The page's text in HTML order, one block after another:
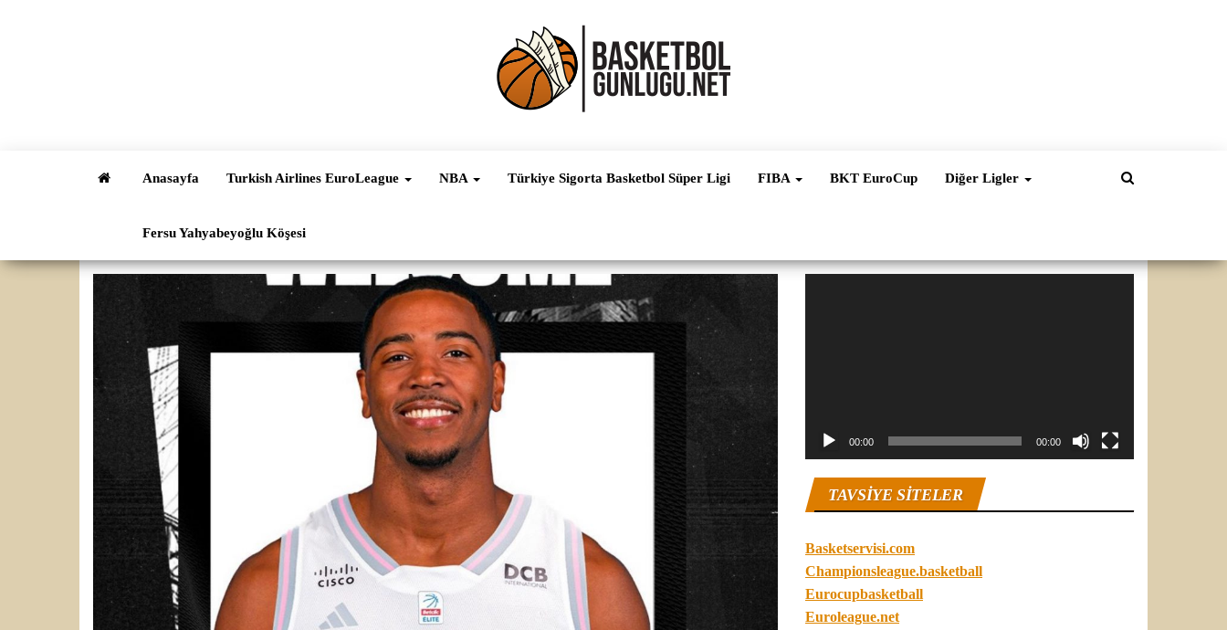
Haber
Süper Lig ve
Dünya
Anasayfa Turkish Airlines EuroLeague NBA Türkiye Sigorta Basketbol Süper Ligi FIBA BKT EuroCup Diğer Ligler
Fersu Yahyabeyoğlu Köşesi
00:00 00:00
TAVSIYE SITELER
Basketservisi.com
Championsleague.basketball
Eurocupbasketball
Euroleague.net